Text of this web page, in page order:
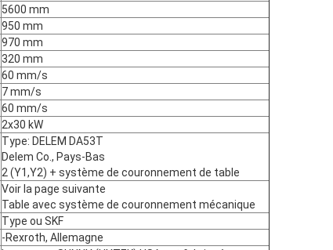
5600 mm
950 mm
970 mm
320 mm
60 mm/s
7 mm/s
60 mm/s
2x30 kW
Type: DELEM DA53T
Delem Co., Pays-Bas
2 (Y1,Y2) + système de couronnement de table
Voir la page suivante
Table avec système de couronnement mécanique
Type ou SKF
-Rexroth, Allemagne